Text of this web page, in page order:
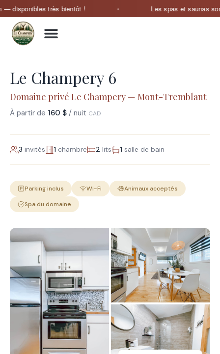
très bientôt ! Les spas et saunas sont
Le Champery 6
Domaine privé Le Champery — Mont-Tremblant
À partir de 160 $ / nuit CAD
3 invités 1 chambre 2 lits 1 salle de bain
Parking inclus Wi-Fi
Animaux acceptés
Spa du domaine